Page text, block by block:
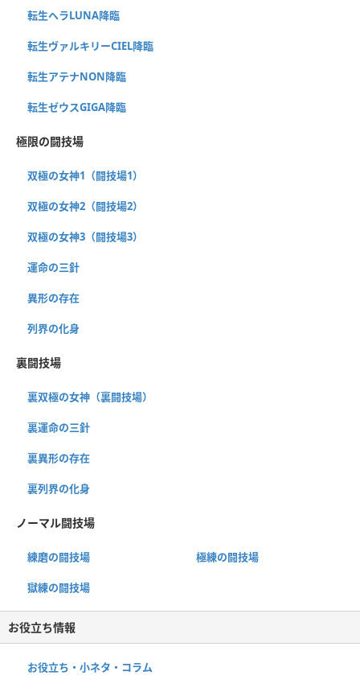
転生ヘラLUNA降臨
転生ヴァルキリーCIEL降臨
転生アテナNON降臨
転生ゼウスGIGA降臨
極限の闘技場
双極の女神1（闘技場1）
双極の女神2（闘技場2）
双極の女神3（闘技場3）
運命の三針
異形の存在
列界の化身
裏闘技場
裏双極の女神（裏闘技場）
裏運命の三針
裏異形の存在
裏列界の化身
ノーマル闘技場
練磨の闘技場 極練の闘技場
獄練の闘技場
お役立ち情報
お役立ち・小ネタ・コラム